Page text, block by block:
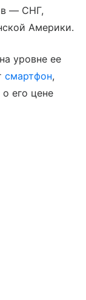
— СНГ,
Америки.
уровне ее
смартфон,
его цене